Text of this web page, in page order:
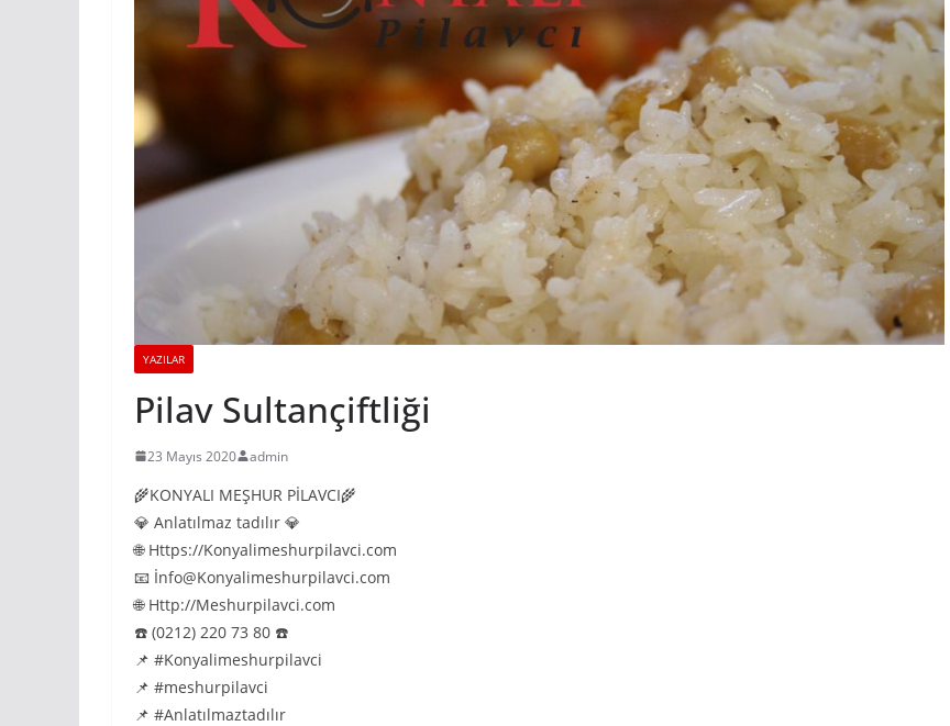
YAZILAR
Pilav Sultançiftliği
23 Mayıs 2020 admin
🌾KONYALI MEŞHUR PİLAVCI🌾
💎 Anlatılmaz tadılır 💎
🌐 Https://Konyalimeshurpilavci.com
📧 İnfo@Konyalimeshurpilavci.com
🌐 Http://Meshurpilavci.com
☎️ (0212) 220 73 80 ☎️
📌 #Konyalimeshurpilavci
📌 #meshurpilavci
📌 #Anlatılmaztadılır